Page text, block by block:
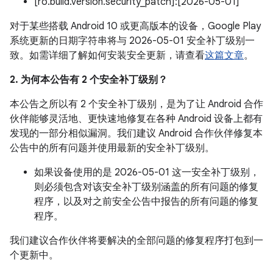
对于某些搭载 Android 10 或更高版本的设备，Google Play
系统更新的日期字符串将与 2026-05-01 安全补丁级别一
致。如需详细了解如何安装安全更新，请查看这篇文章。
2. 为何本公告有 2 个安全补丁级别？
本公告之所以有 2 个安全补丁级别，是为了让 Android 合作
伙伴能够灵活地、更快速地修复在各种 Android 设备上都有
发现的一部分相似漏洞。我们建议 Android 合作伙伴修复本
公告中的所有问题并使用最新的安全补丁级别。
如果设备使用的是 2026-05-01 这一安全补丁级别，
则必须包含对该安全补丁级别涵盖的所有问题的修复
程序，以及对之前安全公告中报告的所有问题的修复
程序。
我们建议合作伙伴将要解决的全部问题的修复程序打包到一
个更新中。